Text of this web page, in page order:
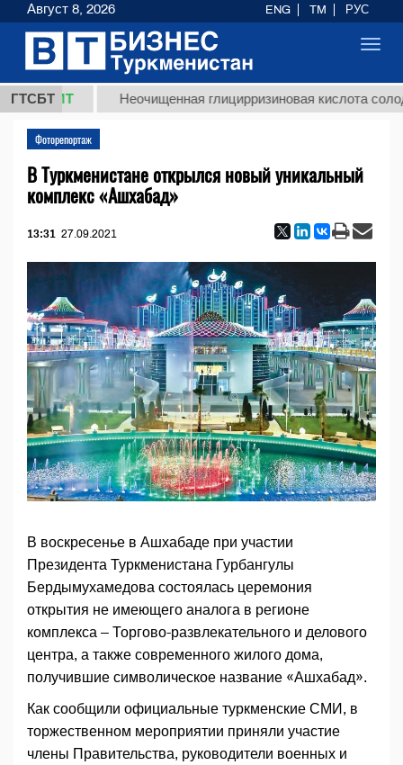
ГТСБТ
ТМТ Неочищенная глицирризиновая кислота
Фоторепортаж
В Туркменистане открылся новый уникальный
комплекс «Ашхабад»
13:31 27.09.2021
В воскресенье в Ашхабаде при участии
Президента Туркменистана Гурбангулы
Бердымухамедова состоялась церемония
открытия не имеющего аналога в регионе
комплекса – Торгово-развлекательного и делового
центра, а также современного жилого дома,
получившие символическое название «Ашхабад».
Как сообщили официальные туркменские СМИ, в
торжественном мероприятии приняли участие
члены Правительства, руководители военных и
Август 8, 2026 ENG TM РУС